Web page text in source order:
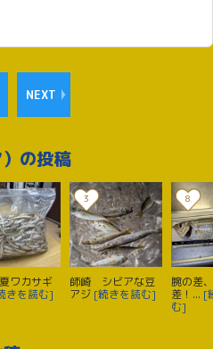
NEXT
の投稿
ワカサギ
きを読む]
3
師崎 シビアな豆
アジ [続きを読む]
8
腕の差
差！... [
む]